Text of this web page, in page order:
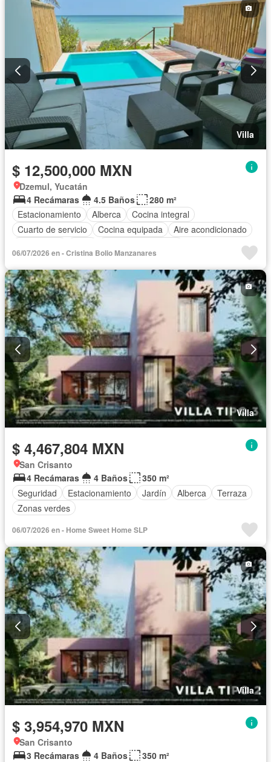
Villa
$ 12,500,000 MXN
Dzemul, Yucatán
4 Recámaras
4.5 Baños
280 m²
Estacionamiento
Alberca
Cocina integral
Cuarto de servicio
Cocina equipada
Aire acondicionado
Vista panorámica
Recámara con closet
Completamente amueblado
06/07/2026 en - Cristina Bolio Manzanares
Villa
$ 4,467,804 MXN
San Crisanto
4 Recámaras
4 Baños
350 m²
Seguridad
Estacionamiento Jardín Alberca
Terraza
Zonas verdes
06/07/2026 en - Home Sweet Home SLP
Villa
$ 3,954,970 MXN
San Crisanto
3 Recámaras
4 Baños
350 m²